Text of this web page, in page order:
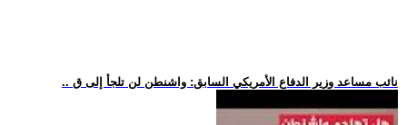
.. نائب مساعد وزير الدفاع الأمريكي السابق: واشنطن لن تلجأ إلى ق